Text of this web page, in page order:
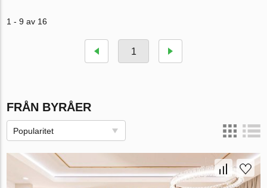
1 - 9 av 16
1
FRÅN BYRÅER
Popularitet